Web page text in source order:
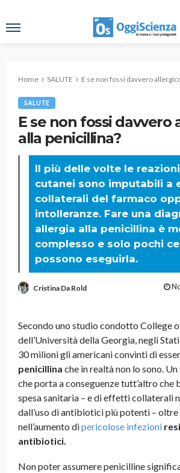
Home SALUTE E se non fossi davvero
SALUTE
E se non fossi davvero
alla penicillina?
Il più delle volte le
cutanei sono imputabili a
collaterali del farmaco
intolleranze. Fare una
allergia alla penicillina è
complesso e solo pochi
possono eseguirla.
Cristina Da Rold
Secondo uno studio condotto College
dell’Università della Georgia, negli
30 milioni gli americani convinti di
penicillina che in realtà non lo sono.
che porta a conseguenze tutt’altro che
spesa sanitaria – e di effetti collaterali
dall’uso di antibiotici più potenti – oltre
nell’aumento dipericolose infezioni
antibiotici.
Non poter assumere penicilline